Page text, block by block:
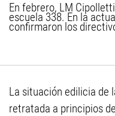
En febrero, LM
escuela 338. En la
confirmaron los
La situación edilicia de
retratada a principios